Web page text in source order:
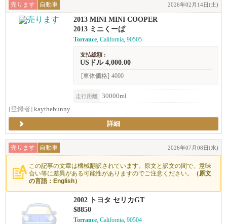
売ります 自動車 2026年02月14日(土)
2013 MINI MINI COOPER
2013 ミニくーぱ
Torrance, California, 90505
支払総額 :
USドル 4,000.00
[車体価格] 4000
走行距離
30000ml
[登録者] kaythebunny
詳細
売ります 自動車 2026年07月08日(水)
この記事の文章は機械翻訳されています。原文と訳文の間で、意味
合い等に差異がある可能性がありますのでご注意ください。
（原文
の言語：English）
2002 トヨタ セリカGT
$8850
Torrance, California, 90504